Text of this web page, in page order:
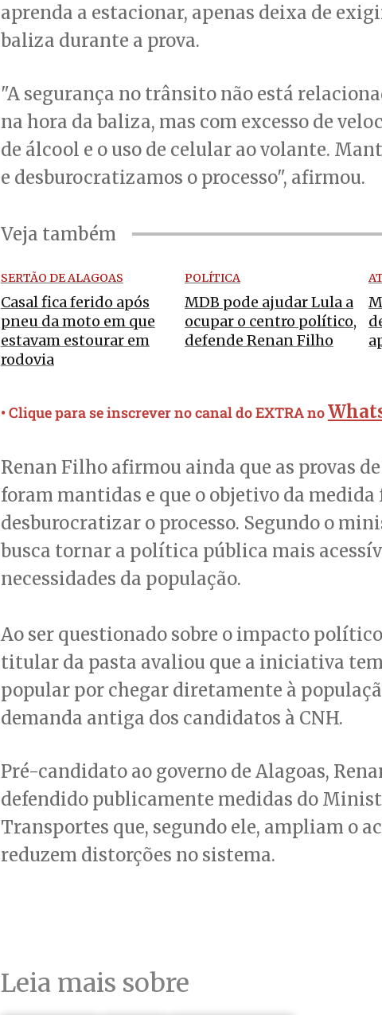
aprenda a estacionar, apenas deixa de
baliza durante a prova.
"A segurança no trânsito não está
na hora da baliza, mas com excesso de
de álcool e o uso de celular ao volante.
e desburocratizamos o processo", afirmou.
Veja também
SERTÃO DE ALAGOAS
Casal fica ferido após
pneu da moto em que
estavam estourar em
rodovia
POLÍTICA
MDB pode ajudar Lula a
ocupar o centro político,
defende Renan Filho
• Clique para se inscrever no canal do EXTRA no
Renan Filho afirmou ainda que as provas
foram mantidas e que o objetivo da medida
desburocratizar o processo. Segundo o
busca tornar a política pública mais
necessidades da população.
Ao ser questionado sobre o impacto
titular da pasta avaliou que a iniciativa
popular por chegar diretamente à
demanda antiga dos candidatos à CNH.
Pré-candidato ao governo de Alagoas,
defendido publicamente medidas do
Transportes que, segundo ele, ampliam o
reduzem distorções no sistema.
Leia mais sobre